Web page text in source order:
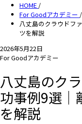
HOME /
For Goodアカデミー /
八丈島のクラウドフ
ツを解説
2026年5月22日
For Goodアカデミー
八丈島のク
功事例9選｜
を解説